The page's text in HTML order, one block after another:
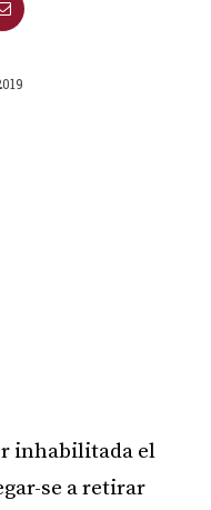
inhabilitada el
se a retirar